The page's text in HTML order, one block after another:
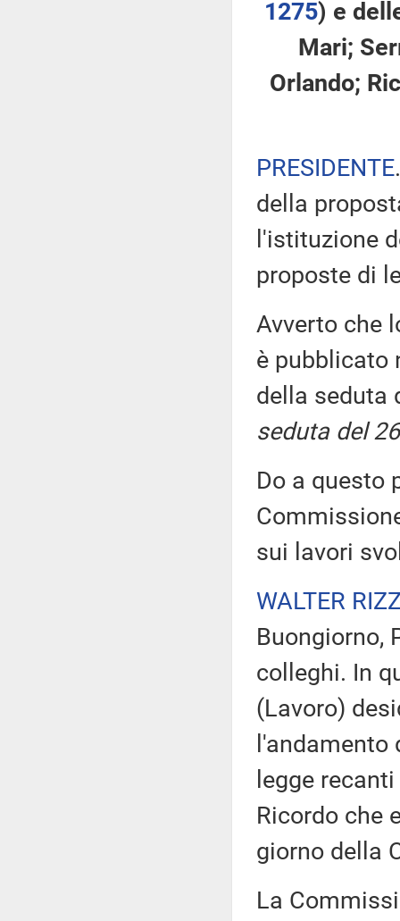
1275​) e
Mari;
Orlando;
PRESIDENTE
della
l'istituzione
proposte di
Avverto che
è pubblicato
della seduta
seduta del
Do a questo
sui lavori
WALTER
Buongiorno,
colleghi. In
(Lavoro)
legge
Ricordo che
giorno della
La